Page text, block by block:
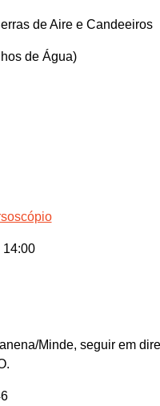
de Aire e Candeeiros
de Água)
14:00
Minde, seguir em